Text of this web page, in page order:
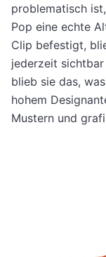
problematisch
Pop eine echte
Clip befestigt,
jederzeit
blieb sie das,
hohem
Mustern und